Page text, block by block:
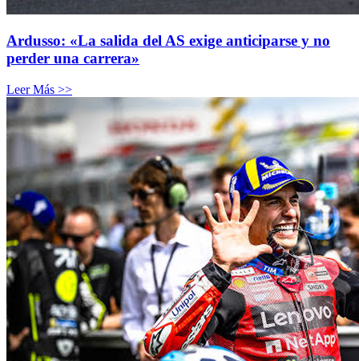
Ardusso: «La salida del AS exige anticiparse y no
perder una carrera»
Leer Más >>